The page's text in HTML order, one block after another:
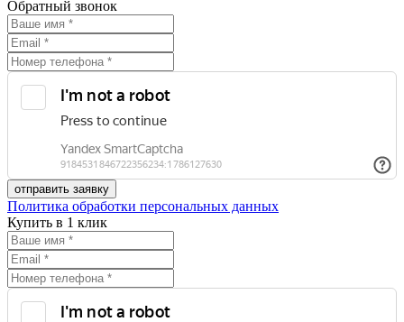
Обратный звонок
Политика обработки персональных данных
Купить в 1 клик